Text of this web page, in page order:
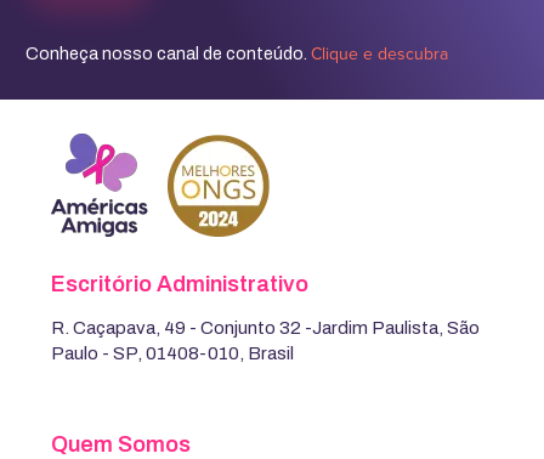
Conheça nosso canal de conteúdo. Clique e descubra
Escritório Administrativo
R. Caçapava, 49 - Conjunto 32 -Jardim Paulista, São
Paulo - SP, 01408-010, Brasil
Quem Somos